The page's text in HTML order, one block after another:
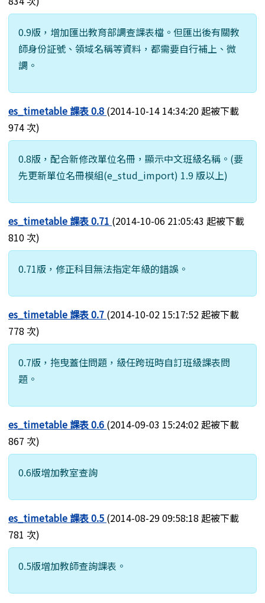
0.9版，增加匯出教育部調查課表檔。但匯出後有關教
師身份証號、領域名稱等資料，都需要自行補上、微
調。
es_timetable 課表 0.8 (2014-10-14 14:34:20 起被下載
974 次)
0.8版，配合新修改單位名冊，顯示中文班級名稱。(要
先更新單位名冊模組(e_stud_import) 1.9 版以上)
es_timetable 課表 0.71 (2014-10-06 21:05:43 起被下載
810 次)
0.71版，修正科目無法指定年級的錯誤。
es_timetable 課表 0.7 (2014-10-02 15:17:52 起被下載
778 次)
0.7版，拖曳蓋住問題，級任跨班時自訂班級課表問
題。
es_timetable 課表 0.6 (2014-09-03 15:24:02 起被下載
867 次)
0.6版增加教室查詢
es_timetable 課表 0.5 (2014-08-29 09:58:18 起被下載
781 次)
0.5版增加教師查詢課表。